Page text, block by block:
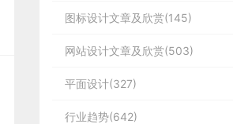
图标设计文章及欣赏(145)
网站设计文章及欣赏(503)
平面设计(327)
行业趋势(642)